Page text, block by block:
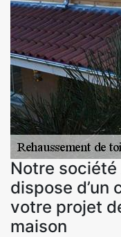
Notre société
dispose d’un
votre projet
maison